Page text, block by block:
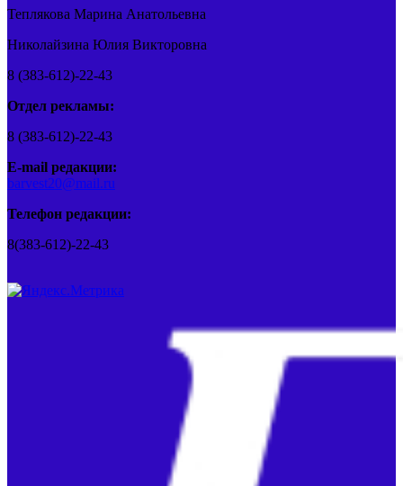
Теплякова Марина Анатольевна
Николайзина Юлия Викторовна
8 (383-612)-22-43
Отдел рекламы:
8 (383-612)-22-43
E-mail редакции:
barvest20@mail.ru
Телефон редакции:
8(383-612)-22-43